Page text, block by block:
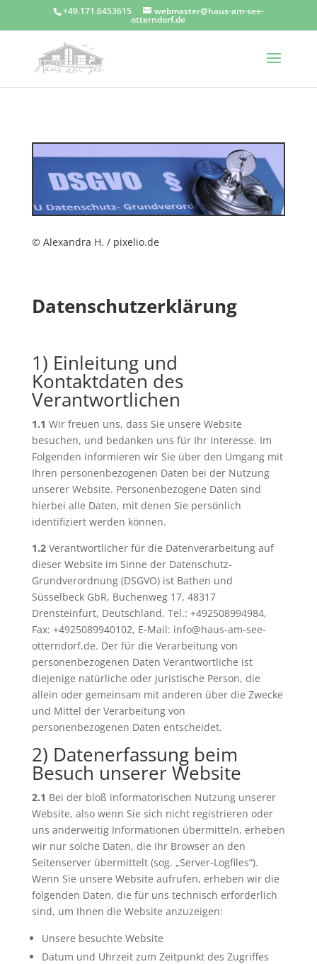
+49.171.6453615 webmaster@haus-am-see-
otterndorf.de
© Alexandra H. / pixelio.de
Datenschutzerklärung
1) Einleitung und
Kontaktdaten des
Verantwortlichen
1.1 Wir freuen uns, dass Sie unsere Website
besuchen, und bedanken uns für Ihr Interesse. Im
Folgenden informieren wir Sie über den Umgang mit
Ihren personenbezogenen Daten bei der Nutzung
unserer Website. Personenbezogene Daten sind
hierbei alle Daten, mit denen Sie persönlich
identifiziert werden können.
1.2Verantwortlicher für die Datenverarbeitung auf
dieser Website im Sinne der Datenschutz-
Grundverordnung (DSGVO) ist Bathen und
Süsselbeck GbR, Buchenweg 17, 48317
Drensteinfurt, Deutschland, Tel.: +492508994984,
Fax: +4925089940102, E-Mail: info@haus-am-see-
otterndorf.de. Der für die Verarbeitung von
personenbezogenen Daten Verantwortliche ist
diejenige natürliche oder juristische Person, die
allein oder gemeinsam mit anderen über die Zwecke
und Mittel der Verarbeitung von
personenbezogenen Daten entscheidet.
2) Datenerfassung beim
Besuch unserer Website
2.1 Bei der bloß informatorischen Nutzung unserer
Website, also wenn Sie sich nicht registrieren oder
uns anderweitig Informationen übermitteln, erheben
wir nur solche Daten, die Ihr Browser an den
Seitenserver übermittelt (sog. „Server-Logfiles“).
Wenn Sie unsere Website aufrufen, erheben wir die
folgenden Daten, die für uns technisch erforderlich
sind, um Ihnen die Website anzuzeigen:
Unsere besuchte Website
Datum und Uhrzeit zum Zeitpunkt des Zugriffes